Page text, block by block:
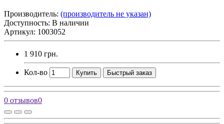
Производитель: (производитель не указан)
Доступность: В наличии
Артикул: 1003052
1 910 грн.
Кол-во Купить Быстрый заказ
0 отзывов0